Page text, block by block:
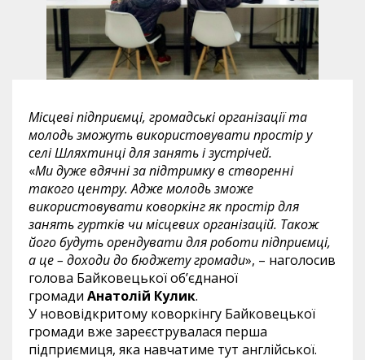
Місцеві підприємці, громадські організації та
молодь зможуть використовувати простір у
селі Шляхтинці для занять і зустрічей.
«Ми дуже вдячні за підтримку в створенні
такого центру. Адже молодь зможе
використовувати коворкінг як простір для
занять гуртків чи місцевих організацій. Також
його будуть орендувати для роботи підприємці,
а це – доходи до бюджету громади», – наголосив
голова Байковецької об’єднаної
громади Анатолій Кулик.
У нововідкритому коворкінгу Байковецької
громади вже зареєструвалася перша
підприємиця, яка навчатиме тут англійської.